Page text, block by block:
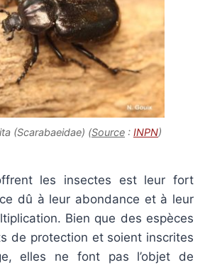
(Scarabaeidae) (Source: INPN)
les insectes est leur fort
dû à leur abondance et à leur
Bien que des espèces
de protection et soient inscrites
elles ne font pas l’objet de